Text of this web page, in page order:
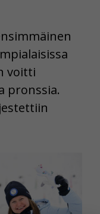
voitti
pronssia.